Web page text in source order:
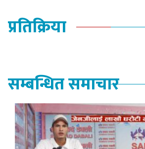
प्रतिक्रिया
सम्बन्धित समाचार